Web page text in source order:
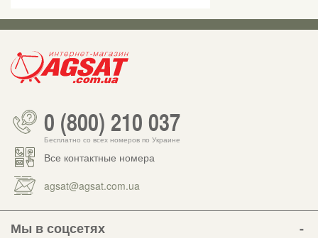
0 (800) 210 037
Бесплатно со всех номеров по Украине
Все контактные номера
agsat@agsat.com.ua
Мы в соцсетях